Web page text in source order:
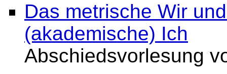
Das metrische Wir
(akademische) Ich
Abschiedsvorlesung